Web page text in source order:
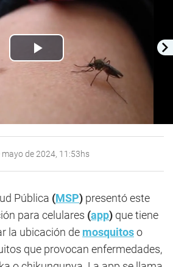
Play
Video
mayo de 2024, 11:53hs
Pública (MSP) presentó este
para celulares (app) que tiene
la ubicación de mosquitoso
que provocan enfermedades,